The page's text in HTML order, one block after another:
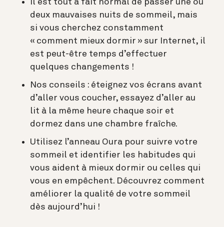
deux mauvaises nuits de sommeil, mais
si vous cherchez constamment
« comment mieux dormir » sur Internet, il
est peut-être temps d’effectuer
quelques changements !
Nos conseils : éteignez vos écrans avant
d’aller vous coucher, essayez d’aller au
lit à la même heure chaque soir et
dormez dans une chambre fraîche.
Utilisez l’anneau Oura pour suivre votre
sommeil et identifier les habitudes qui
vous aident à mieux dormir ou celles qui
vous en empêchent. Découvrez comment
améliorer la qualité de votre sommeil
dès aujourd’hui !